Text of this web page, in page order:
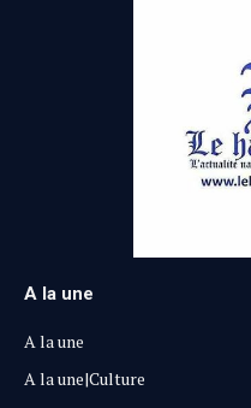
A la une
A la une
A la une|Culture